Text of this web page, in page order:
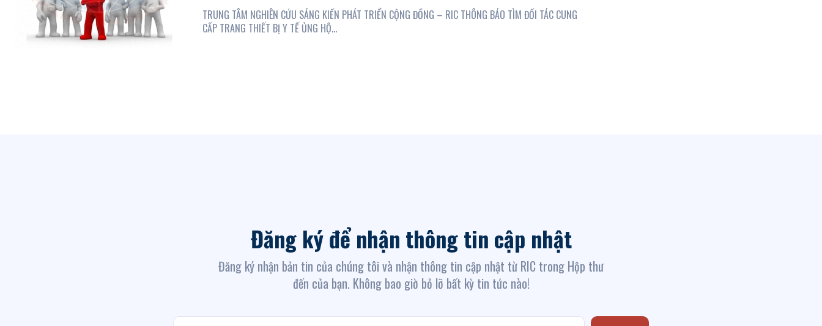
TRUNG TÂM NGHIÊN CỨU SÁNG KIẾN PHÁT TRIỂN CỘNG ĐỒNG – RIC THÔNG BÁO TÌM ĐỐI TÁC CUNG
CẤP TRANG THIẾT BỊ Y TẾ ỦNG HỘ...
Đăng ký để nhận thông tin cập nhật
Đăng ký nhận bản tin của chúng tôi và nhận thông tin cập nhật từ RIC trong Hộp thư
đến của bạn. Không bao giờ bỏ lỡ bất kỳ tin tức nào!